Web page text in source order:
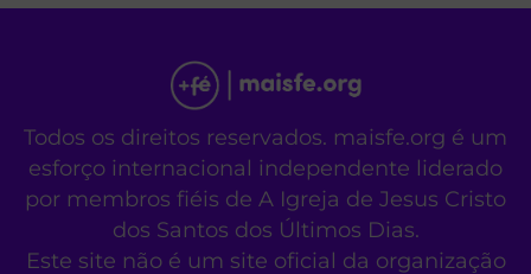
Todos os direitos reservados. maisfe.org é um
esforço internacional independente liderado
por membros fiéis de A Igreja de Jesus Cristo
dos Santos dos Últimos Dias.
Este site não é um site oficial da organização